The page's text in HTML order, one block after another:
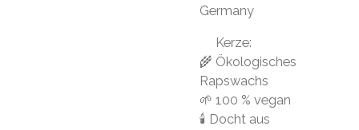
Germany
Kerze:
🌾 Ökologisches
Rapswachs
🌱 100 % vegan
🕯 Docht aus